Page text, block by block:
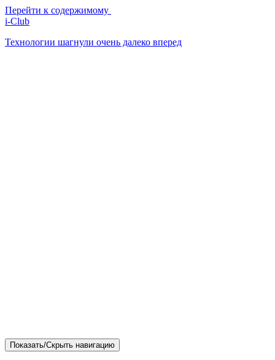
Перейти к содержимому
i-Club
Технологии шагнули очень далеко вперед
Показать/Скрыть навигацию